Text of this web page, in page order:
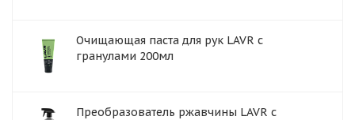
Очищающая паста для рук LAVR с
гранулами 200мл
Преобразователь ржавчины LAVR с